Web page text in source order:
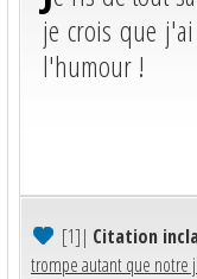
je crois que
l'humour !
[1]| Citation
trompe autant que notre